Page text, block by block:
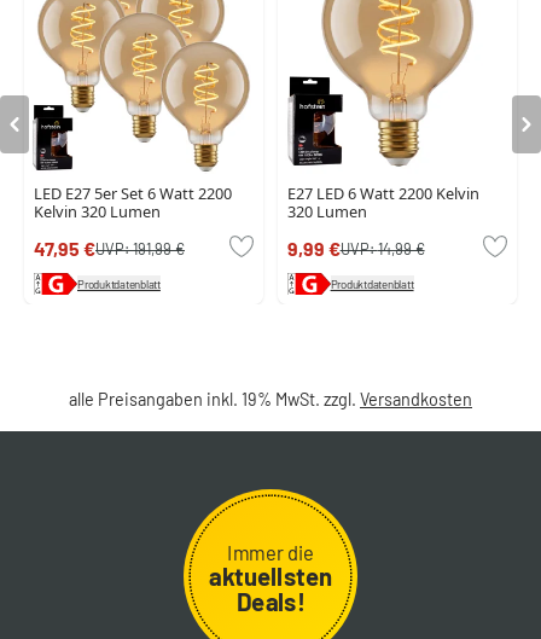
LED E27 5er Set 6 Watt 2200
Kelvin 320 Lumen
47,95 €UVP:191,99 €
Produktdatenblatt
E27 LED 6 Watt 2200 Kelvin
320 Lumen
9,99 €UVP:14,99 €
Produktdatenblatt
alle Preisangaben inkl. 19% MwSt. zzgl. Versandkosten
Immer die
aktuellsten
Deals!